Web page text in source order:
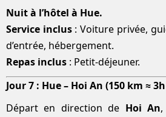
Nuit à l’hôtel à Hue.
Service inclus: Voiture privée,
d’entrée, hébergement.
Repas inclus : Petit-déjeuner.
Jour 7 : Hue – Hoi An (150 km ≈
Départ en direction de Hoi An